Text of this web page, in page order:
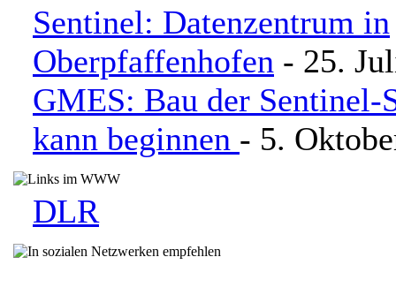
Sentinel: Datenzentrum in
Oberpfaffenhofen - 25.
GMES: Bau der Sentinel-
kann beginnen - 5.
DLR